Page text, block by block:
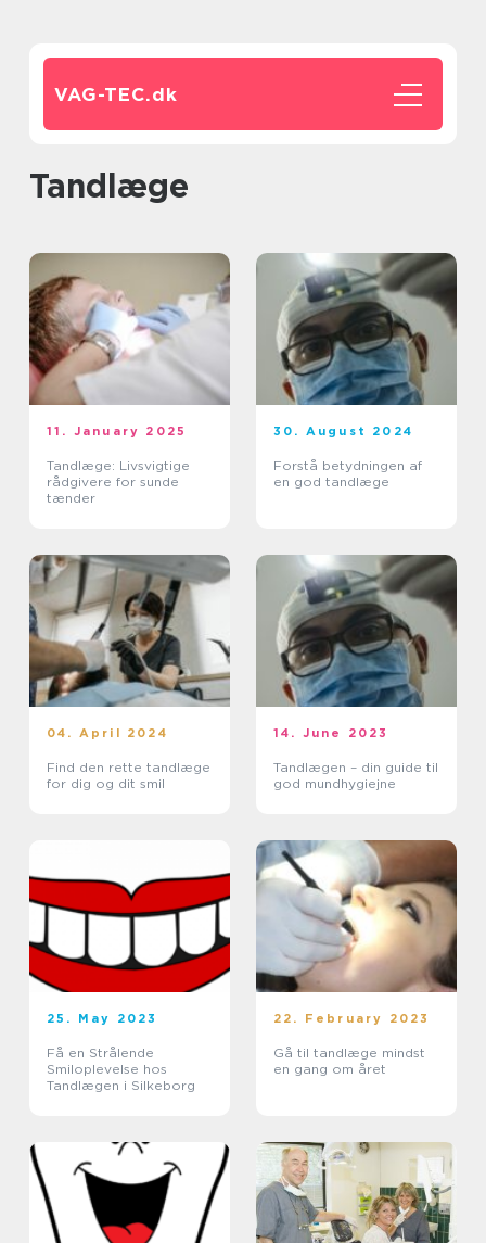
VAG-TEC.dk
tandlæge
11. January 2025
Tandlæge: Livsvigtige
rådgivere for sunde
tænder
30. August 2024
Forstå betydningen af
en god tandlæge
04. April 2024
Find den rette tandlæge
for dig og dit smil
14. June 2023
Tandlægen – din guide til
god mundhygiejne
25. May 2023
Få en Strålende
Smiloplevelse hos
Tandlægen i Silkeborg
22. February 2023
Gå til tandlæge mindst
en gang om året